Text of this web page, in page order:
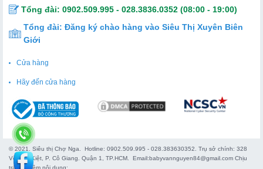
Tổng đài: 0902.509.995 - 028.3836.0352 (08:00 - 19:00)
Tổng đài: Đăng ký chào hàng vào Siêu Thị Xuyên Biên
Giới
Cửa hàng
Hãy đến cửa hàng
© 2021. Siêu thị Chợ Nga. Hotline: 0902.509.995 - 028.383630352. Trụ sở chính: 328
Võ Văn Kiệt, P. Cô Giang. Quận 1, TP.HCM. Email:babyvannguyen84@gmail.com Chịu
trách nhiệm nội dung: